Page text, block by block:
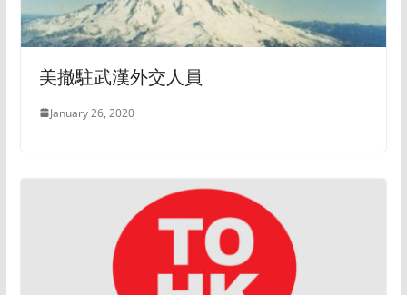
美撤駐武漢外交人員
January 26, 2020